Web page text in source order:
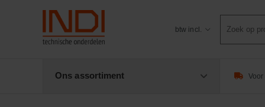
btw incl.
zoeken
Ons assortiment